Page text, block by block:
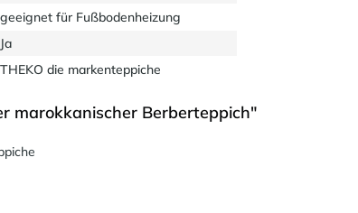
geeignet für Fußbodenheizung
Ja
THEKO die markenteppiche
marokkanischer Berberteppich"